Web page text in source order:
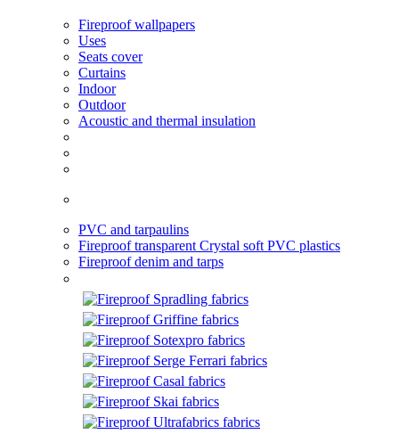
Fireproof wallpapers
Uses
Seats cover
Curtains
Indoor
Outdoor
Acoustic and thermal insulation
PVC and tarpaulins
Fireproof transparent Crystal soft PVC plastics
Fireproof denim and tarps